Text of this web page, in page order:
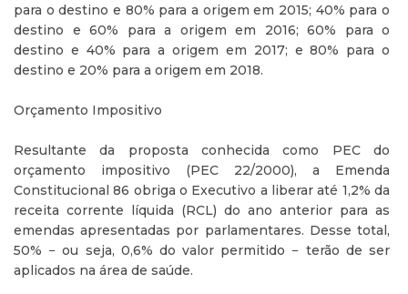
para o destino e 80% para a origem em 2015; 40% para o
destino e 60% para a origem em 2016; 60% para o
destino e 40% para a origem em 2017; e 80% para o
destino e 20% para a origem em 2018.
Orçamento Impositivo
Resultante da proposta conhecida como PEC do
orçamento impositivo (PEC 22/2000), a Emenda
Constitucional 86 obriga o Executivo a liberar até 1,2% da
receita corrente líquida (RCL) do ano anterior para as
emendas apresentadas por parlamentares. Desse total,
50% − ou seja, 0,6% do valor permitido − terão de ser
aplicados na área de saúde.